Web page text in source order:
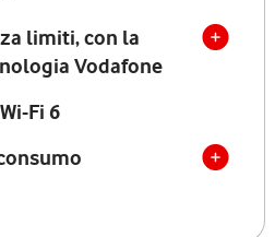
limiti, con la
Vodafone
Fi 6